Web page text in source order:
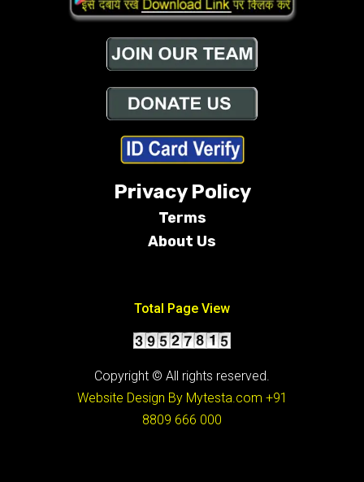
Privacy Policy
Terms
About Us
Total Page View
Copyright © All rights reserved.
Website Design By Mytesta.com +91
8809 666 000